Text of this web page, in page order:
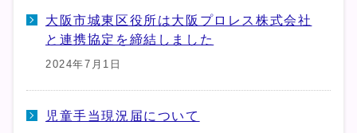
大阪市城東区役所は大阪プロレス株式会社
と連携協定を締結しました
2024年7月1日
児童手当現況届について